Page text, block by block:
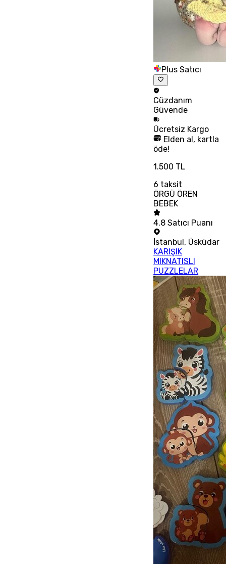
Plus Satıcı
Cüzdanım
Güvende
Ücretsiz Kargo
Elden al, kartla
öde!
1.500 TL
6 taksit
ÖRGÜ ÖREN
BEBEK
4.8 Satıcı Puanı
İstanbul, Üsküdar
KARIŞIK
MIKNATISLI
PUZZLELAR